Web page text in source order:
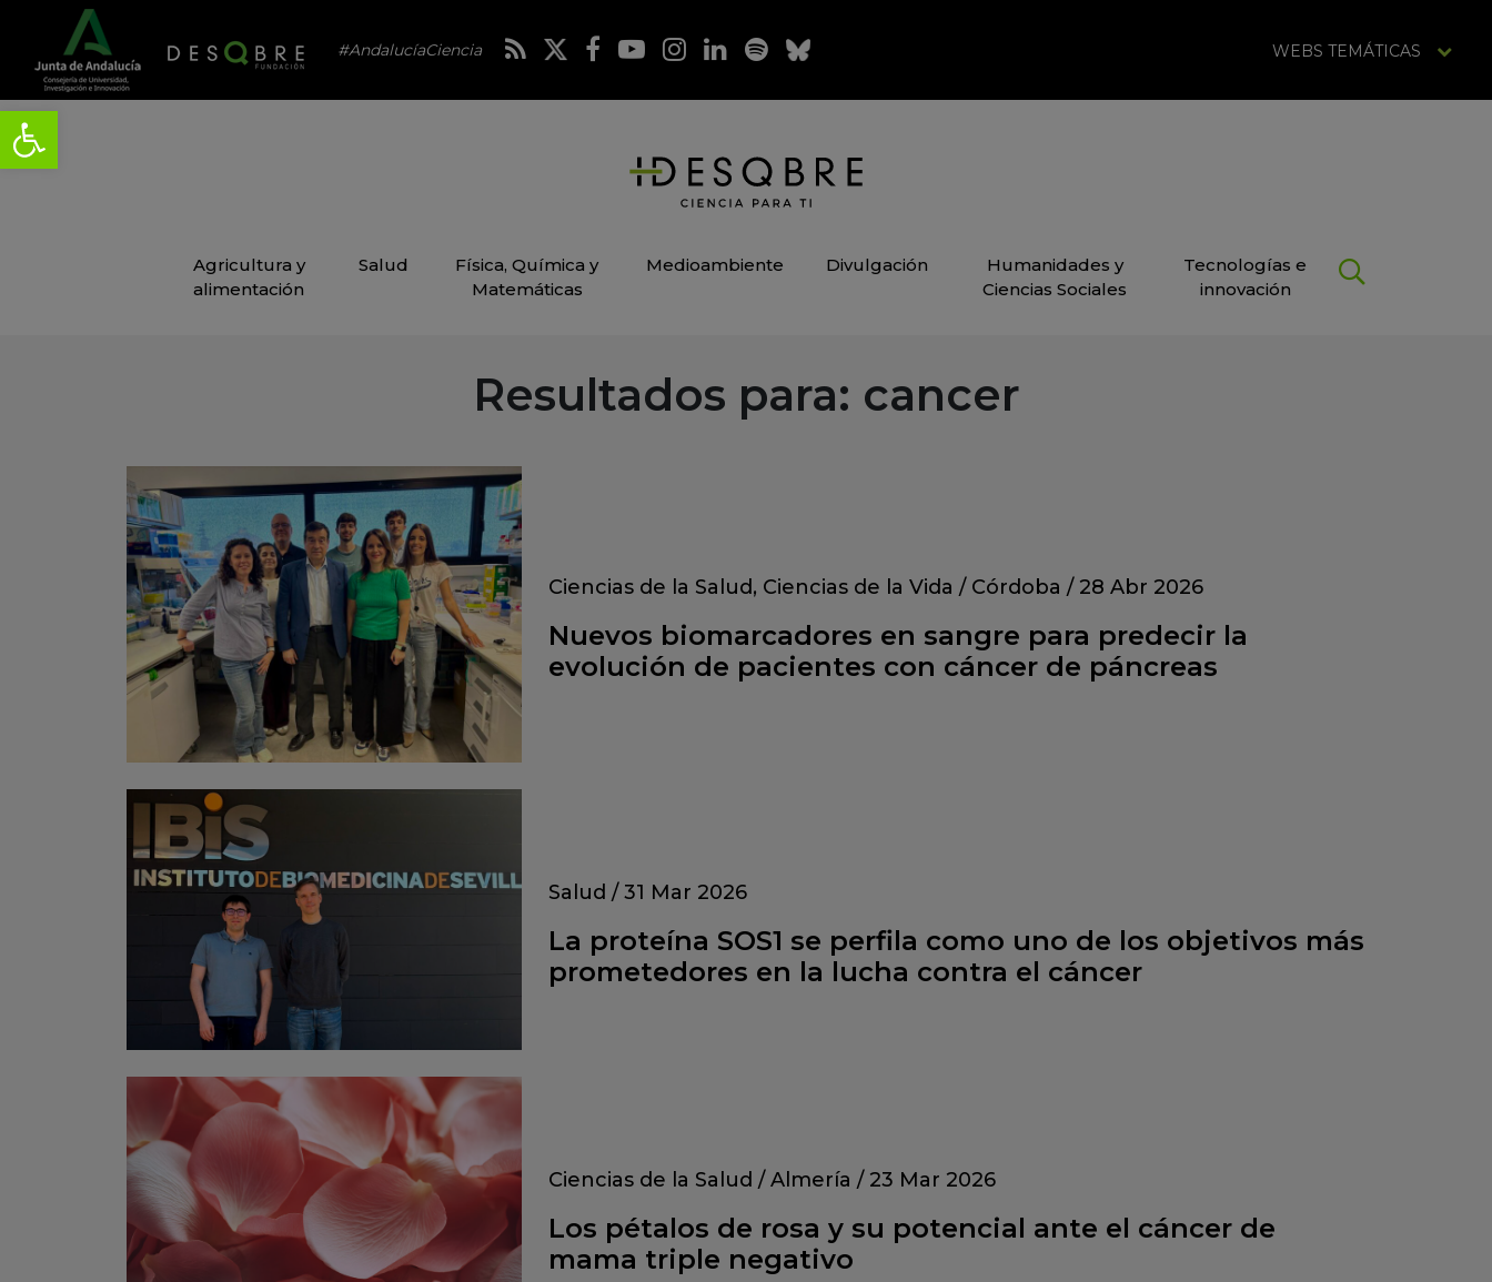
#AndalucíaCiencia WEBS TEMÁTICAS
Agricultura y
alimentación
Salud
Física, Química y
Matemáticas
Medioambiente Divulgación
Humanidades y
Ciencias Sociales
Tecnologías e
innovación
Resultados para: cancer
Ciencias de la Salud, Ciencias de la Vida / Córdoba / 28 Abr 2026
Nuevos biomarcadores en sangre para predecir la
evolución de pacientes con cáncer de páncreas
Salud /31 Mar 2026
La proteína SOS1 se perfila como uno de los objetivos más
prometedores en la lucha contra el cáncer
Ciencias de la Salud /Almería / 23 Mar 2026
Los pétalos de rosa y su potencial ante el cáncer de
mama triple negativo